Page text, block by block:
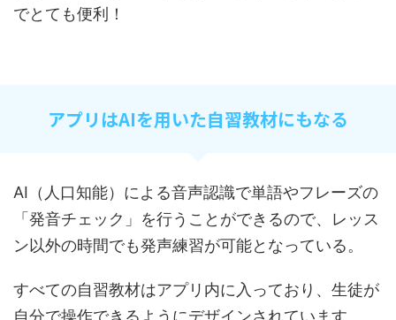
でとても便利！
アプリはAIを用いた自習教材にもなる
AI（人口知能）による音声認識で単語やフレーズの
「発音チェック」を行うことができるので、レッス
ン以外の時間でも発声練習が可能となっている。
すべての自習教材はアプリ内に入っており、生徒が